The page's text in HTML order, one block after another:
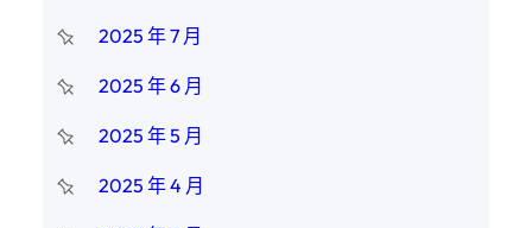
2025 年 7 月
2025 年 6 月
2025 年 5 月
2025 年 4 月